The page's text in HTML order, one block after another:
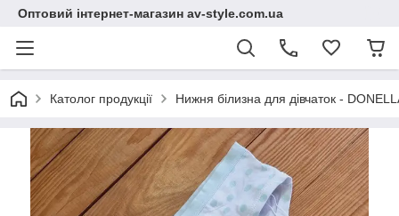
Оптовий інтернет-магазин av-style.com.ua
Католог продукції Нижня білизна для дівчаток -